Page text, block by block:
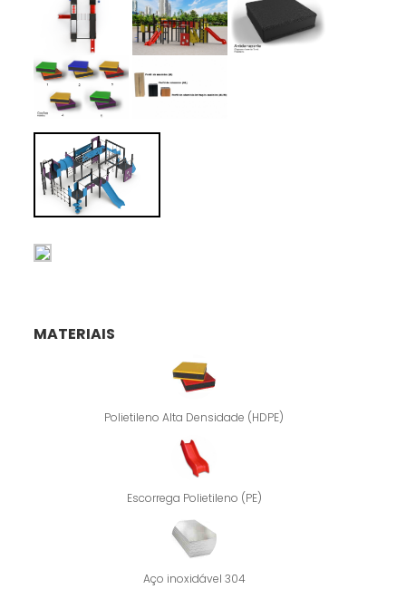
MATERIAIS
Polietileno Alta Densidade (HDPE)
Escorrega Polietileno (PE)
Aço inoxidável 304